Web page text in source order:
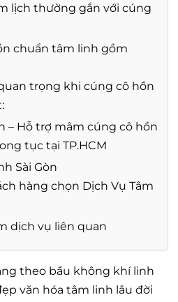
lịch thường gắn với cúng
chuẩn tâm linh gồm
trọng khi cúng cô hồn
– Hỗ trợ mâm cúng cô hồn
tục tại TP.HCM
Sài Gòn
hàng chọn Dịch Vụ Tâm
dịch vụ liên quan
theo bầu không khí linh
văn hóa tâm linh lâu đời